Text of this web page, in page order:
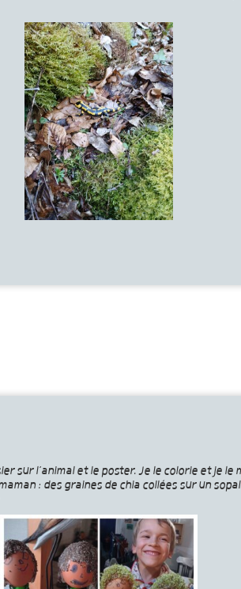
sur l’animal et le poster. Je le colorie et je le
: des graines de chia collées sur un